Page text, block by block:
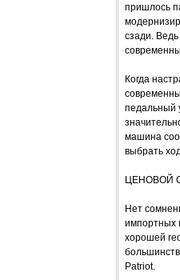
пришлось
сзади.
Когда
педальный
машина
выбрать
ЦЕНОВОЙ
Нет
импортных
хорошей
Patriot.